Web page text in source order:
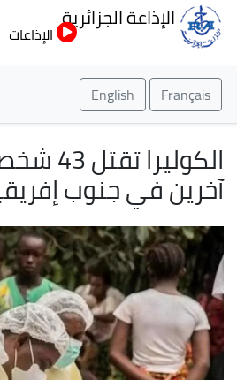
إلى
الإذاعة الجزائرية
الإذاعات
Français
English
آخرين في جنوب إفريقيا